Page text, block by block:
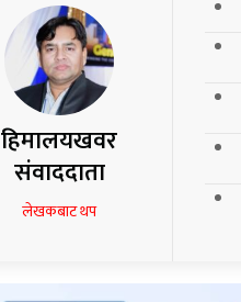
हिमालयखवर
संवाददाता
लेखकबाट थप